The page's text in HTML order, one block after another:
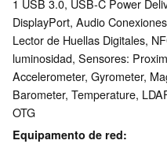
1 USB 3.0, USB-C Power
DisplayPort, Audio
Lector de Huellas Digitales,
luminosidad, Sensores:
Accelerometer, Gyrometer,
Barometer, Temperature,
OTG
Equipamento de red